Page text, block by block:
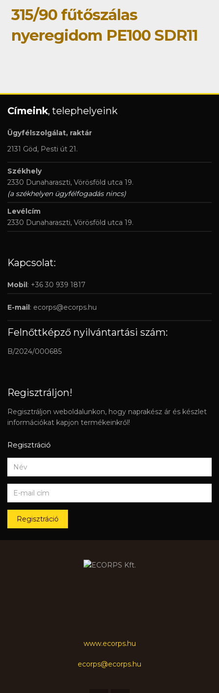
315/90 fűtőszálas
nyeregidom PE100 SDR11
Címeink, telephelyeink
Ügyfélszolgálat, raktár
2131 Göd, Pesti út 21.
Székhely
2330 Dunaharaszti, Vörösföld utca 19.
(a székhelyen ügyfélfogadás nincs)
Levélcím
2330 Dunaharaszti, Vörösföld utca 19.
Kapcsolat:
Mobil: +36 30 939 1817
E-mail: ecorps@ecorps.hu
Felnőttképző nyilvántartási szám:
B/2024/000685
Regisztráljon!
Regisztráljon weboldalunkon, hogy naprakész ár és készlet
információkat kapjon termékeinkről!
Regisztráció
Regisztráció
www.ecorps.hu
ecorps@ecorps.hu